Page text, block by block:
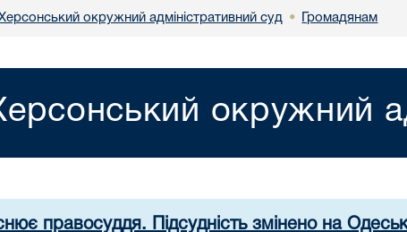
окружний адміністративний суд • Громадянам
окружний
правосуддя. Підсудність змінено на